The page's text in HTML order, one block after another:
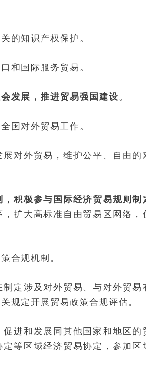
的知识产权保护。
和国际服务贸易。
发展，推进贸易强国建设。
国对外贸易工作。
对外贸易，维护公平、自由的
积极参与国际经济贸易规则制
扩大高标准自由贸易区网络，
合规机制。
定涉及对外贸易、与对外贸易
规定开展贸易政策合规评估。
进和发展同其他国家和地区的
等区域经济贸易协定，参加区